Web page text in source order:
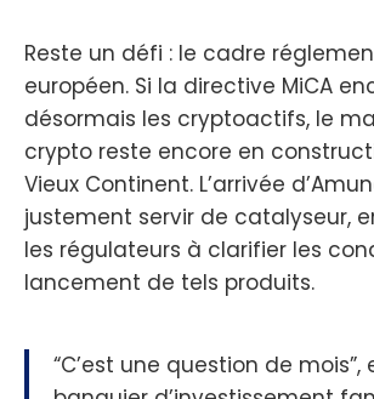
Reste un défi : le cadre
européen. Si la directive MiCA
désormais les cryptoactifs, le
crypto reste encore en
Vieux Continent. L’arrivée
justement servir de catalyseur,
les régulateurs à clarifier les
lancement de tels produits.
“C’est une question de mois”,